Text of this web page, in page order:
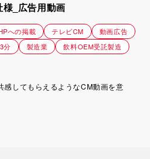
_広告用動画
への掲載 テレビCM
動画広告
分 製造業
飲料OEM受託製造
感してもらえるようなCM動画を意